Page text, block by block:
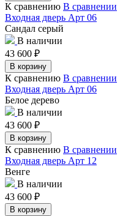
К сравнению В сравнении
Входная дверь Арт 06
Сандал серый
В наличии
43 600 ₽
В корзину
К сравнению В сравнении
Входная дверь Арт 06
Белое дерево
В наличии
43 600 ₽
В корзину
К сравнению В сравнении
Входная дверь Арт 12
Венге
В наличии
43 600 ₽
В корзину